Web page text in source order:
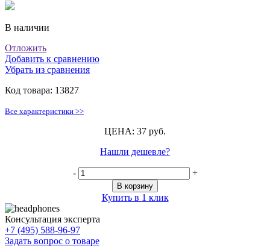
В наличии
Отложить
Добавить к сравнению
Убрать из сравнения
Код товара: 13827
Все характеристики >>
ЦЕНА: 37 руб.
Нашли дешевле?
- +
В корзину
Купить в 1 клик
Консультация эксперта
+7 (495) 588-96-97
Задать вопрос о товаре